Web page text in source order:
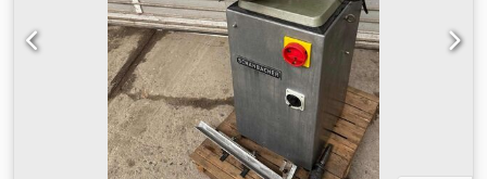
2150 mm Breite 1250 mm Höhe 3600 mm Gewicht 7500 kg
Bitte beachten Sie: Die Informationen auf dieser Seite
wurden nach bestem Wissen undGewissen von uns , und
soweit möglich , vom Hersteller bezogen.Die Informationen
werden im guten Glauben abgegeben, aber die
Genauigkeit kann nichtgarantiert werden.
Dementsprechend werden Sie keine Vertretung und
Vertragsbedingungen darstellen.Wir empfehlen Ihnen, alle